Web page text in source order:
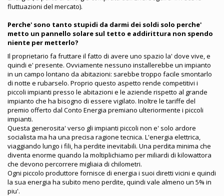
fluttuazioni del mercato).
Perche' sono tanto stupidi da darmi dei soldi solo perche'
metto un pannello solare sul tetto e addirittura non spendo
niente per metterlo?
Il proprietario fa fruttare il fatto di avere uno spazio la' dove vive, e
quindi e' presente. Ovviamente nessuno installerebbe un impianto
in un campo lontano da abitazioni: sarebbe troppo facile smontarlo
di notte e rubarselo. Proprio questo aspetto rende competitivi i
piccoli impianti presso le abitazioni e le aziende rispetto al grande
impianto che ha bisogno di essere vigilato. Inoltre le tariffe del
premio offerto dal Conto Energia premiano ulteriormente i piccoli
impianti.
Questa generosita' verso gli impianti piccoli non e' solo ardore
socialista ma ha una precisa ragione tecnica. L'energia elettrica,
viaggiando lungo i fili, ha perdite inevitabili. Una perdita minima che
diventa enorme quando la moltiplichiamo per miliardi di kilowattora
che devono percorrere migliaia di chilometri.
Ogni piccolo produttore fornisce di energia i suoi diretti vicini e quindi
la sua energia ha subito meno perdite, quindi vale almeno un 5% in
piu'.